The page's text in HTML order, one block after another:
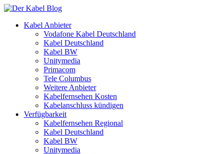
Kabel Anbieter
Vodafone Kabel Deutschland
Kabel Deutschland
Kabel BW
Unitymedia
Primacom
Tele Columbus
Weitere Anbieter
Kabelfernsehen Kosten
Kabelanschluss kündigen
Verfügbarkeit
Kabelfernsehen Regional
Kabel Deutschland
Kabel BW
Unitymedia